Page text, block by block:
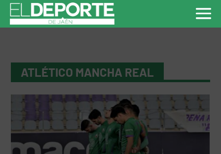
ATLÉTICO MANCHA REAL